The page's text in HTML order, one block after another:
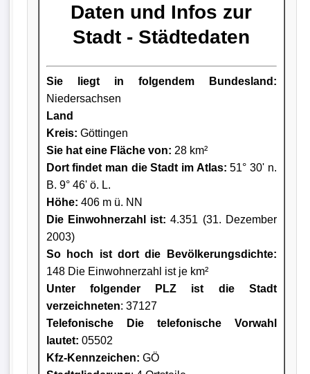
Daten und Infos zur
Stadt - Städtedaten
Sie liegt in folgendem Bundesland:
Niedersachsen
Land
Kreis: Göttingen
Sie hat eine Fläche von: 28 km²
Dort findet man die Stadt im Atlas: 51° 30' n.
B. 9° 46' ö. L.
Höhe: 406 m ü. NN
Die Einwohnerzahl ist: 4.351 (31. Dezember
2003)
So hoch ist dort die Bevölkerungsdichte:
148 Die Einwohnerzahl ist je km²
Unter folgender PLZ ist die Stadt
verzeichneten: 37127
Telefonische Die telefonische Vorwahl
lautet: 05502
Kfz-Kennzeichen: GÖ